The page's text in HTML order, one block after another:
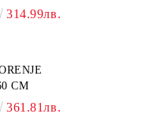
314.99лв.
СМ
361.81лв.